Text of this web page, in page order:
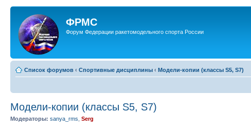
ФРМС
Форум Федерации ракетомодельного спорта России
Список форумов ‹ Спортивные дисциплины ‹ Модели-копии (классы S5, S7)
Модели-копии (классы S5, S7)
Модераторы: sanya_rms Serg